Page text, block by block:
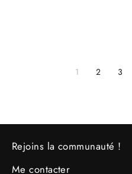
1 2 3
Rejoins la communauté !
Me contacter